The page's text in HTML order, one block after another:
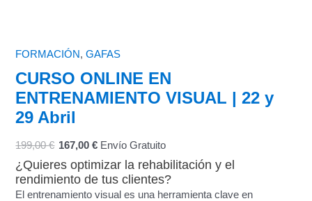
FORMACIÓN,GAFAS
CURSO ONLINE EN
ENTRENAMIENTO VISUAL | 22 y
29 Abril
199,00€ 167,00€ Envío Gratuito
¿Quieres optimizar la rehabilitación y el
rendimiento de tus clientes?
El entrenamiento visual es una herramienta clave en